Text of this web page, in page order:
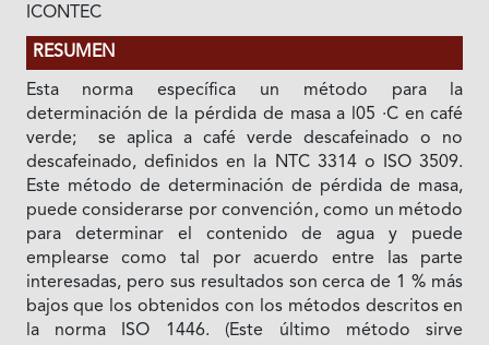
ICONTEC
RESUMEN
Esta norma específica un método para la
determinación de la pérdida de masa a l05 ·C en café
verde; se aplica a café verde descafeinado o no
descafeinado, definidos en la NTC 3314 o ISO 3509.
Este método de determinación de pérdida de masa,
puede considerarse por convención, como un método
para determinar el contenido de agua y puede
emplearse como tal por acuerdo entre las parte
interesadas, pero sus resultados son cerca de 1 % más
bajos que los obtenidos con los métodos descritos en
la norma ISO 1446. (Este último método sirve